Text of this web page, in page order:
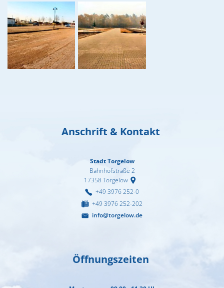
Anschrift & Kontakt
Stadt Torgelow
Bahnhofstraße 2
17358 Torgelow
+49 3976 252-0
+49 3976 252-202
info@torgelow.de
Öffnungszeiten